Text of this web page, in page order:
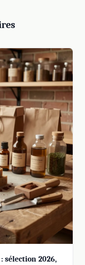
sélection 2026,